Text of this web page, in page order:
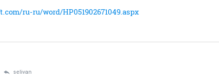
ru-ru/word/HP051902671049.aspx
selivan